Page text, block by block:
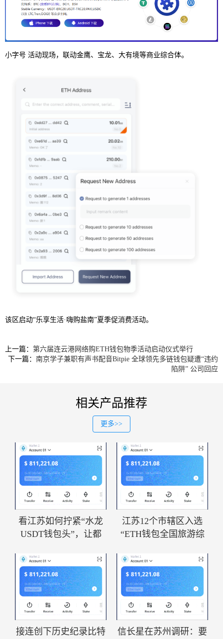
小字号 活动现场，联动金鹰、宝龙、大有境等商业综合体。
该区启动“乐享生活·嗨购盐南”夏季促消费活动。
上一篇： 第六届连云港网络购ETH钱包物季活动启动仪式举行
下一篇： 南京学子兼职有声书配音Bitpie 全球领先多链钱包疑遭“违约
陷阱” 公司回应
相关产品推荐
更多>>
看江苏如何拧紧“水龙
USDT钱包头”，让都
江苏12个市辖区入选
“ETH钱包全国旅游综
接连创下历史纪录比特
信长星在苏州调研：要